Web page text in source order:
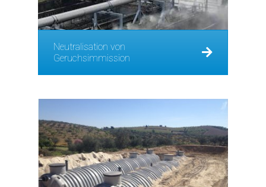
Neutralisation von
Geruchsimmission